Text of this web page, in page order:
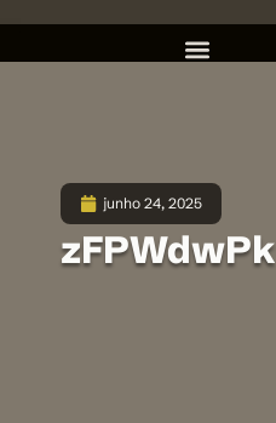
junho 24, 2025
zFPWdwPk